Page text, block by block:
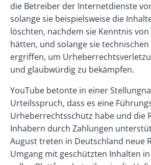
die Betreiber der Internetdienste
solange sie beispielsweise die
löschten, nachdem sie Kenntnis
hätten, und solange sie
ergriffen, um
und glaubwürdig zu bekämpfen.
YouTube betonte in einer
Urteilsspruch, dass es eine
Urheberrechtsschutz habe und die
Inhabern durch Zahlungen
August treten in Deutschland neue
Umgang mit geschützten Inhalten